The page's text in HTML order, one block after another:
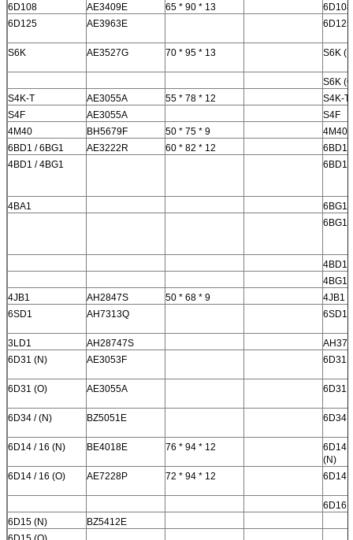
6D108
AE3409E 65 * 90 * 13
6D108
6D125
AE3963E 6D125
S6K AE3527G 70 * 95 * 13 S6K
S6K
S4K-T
AE3055A 55 * 78 * 12
S4K-T
S4F
AE3055A
S4F
4M40
BH5679F 50 * 75 * 9
4M40
6BD1 / 6BG1
AE3222R 60 * 82 * 12
6BD1
4BD1 / 4BG1
6BD1
4BA1
6BG1
6BG1
4BD1
4BG1
4JB1
AH2847S 50 * 68 * 9
4JB1
6SD1
AH7313Q 6SD1
3LD1 AH28747S
6D31 (N)
AE3053F 6D31
6D31 (O) AE3055A 6D31
6D34 / (N) BZ5051E 6D34
6D14 / 16 (N) BE4018E 76 * 94 * 12
6D14
(N)
6D14 / 16 (O)
AE7228P 72 * 94 * 12 6D14
6D16
6D15 (N)
BZ5412E